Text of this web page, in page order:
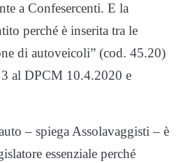
a Confesercenti. E la
perché è inserita tra le
di autoveicoli” (cod. 45.20)
3 al DPCM 10.4.2020 e
– spiega Assolavaggisti – è
essenziale perché